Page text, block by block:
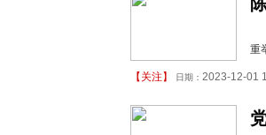
重
【 关注 】 日期： 2023-12-01